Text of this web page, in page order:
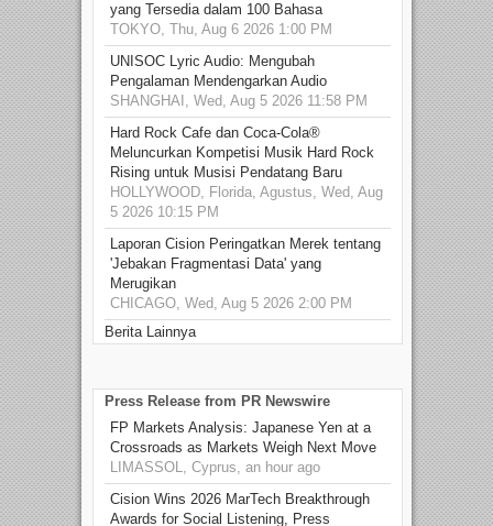
yang Tersedia dalam 100 Bahasa
TOKYO, Thu, Aug 6 2026 1:00 PM
UNISOC Lyric Audio: Mengubah
Pengalaman Mendengarkan Audio
SHANGHAI, Wed, Aug 5 2026 11:58 PM
Hard Rock Cafe dan Coca-Cola®
Meluncurkan Kompetisi Musik Hard Rock
Rising untuk Musisi Pendatang Baru
HOLLYWOOD, Florida, Agustus, Wed, Aug
5 2026 10:15 PM
Laporan Cision Peringatkan Merek tentang
'Jebakan Fragmentasi Data' yang
Merugikan
CHICAGO, Wed, Aug 5 2026 2:00 PM
Berita Lainnya
Press Release from PR Newswire
FP Markets Analysis: Japanese Yen at a
Crossroads as Markets Weigh Next Move
LIMASSOL, Cyprus, an hour ago
Cision Wins 2026 MarTech Breakthrough
Awards for Social Listening, Press